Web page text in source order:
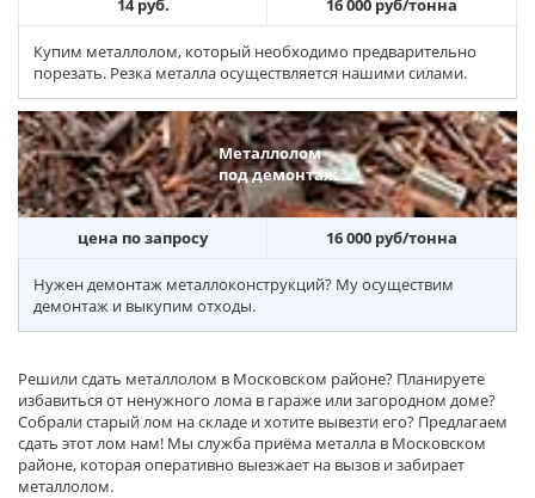
14 руб. 16 000 руб/тонна
Купим металлолом, который необходимо предварительно
порезать. Резка металла осуществляется нашими силами.
Металлолом
под демонтаж
цена по запросу 16 000 руб/тонна
Нужен демонтаж металлоконструкций? Му осуществим
демонтаж и выкупим отходы.
Решили сдать металлолом в Московском районе? Планируете
избавиться от ненужного лома в гараже или загородном доме?
Собрали старый лом на складе и хотите вывезти его? Предлагаем
сдать этот лом нам! Мы служба приёма металла в Московском
районе, которая оперативно выезжает на вызов и забирает
металлолом.